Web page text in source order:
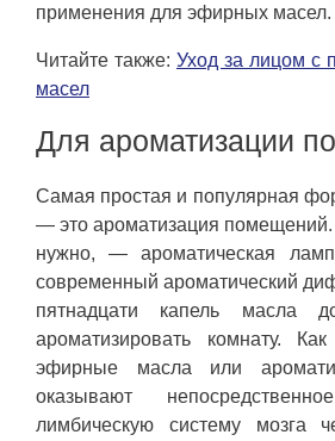
применения для эфирных масел.
Читайте также: Уход за лицом
масел
Для ароматизации
Самая простая и популярная
— это ароматизация помещений.
нужно, — ароматическая
современный ароматический
пятнадцати капель масла
ароматизировать комнату.
эфирные масла или
оказывают
лимбическую систему мозга